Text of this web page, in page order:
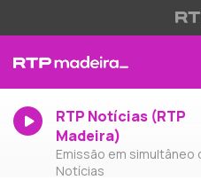
RTP Notícias (RTP
Madeira)
Emissão em simultâneo
Notícias